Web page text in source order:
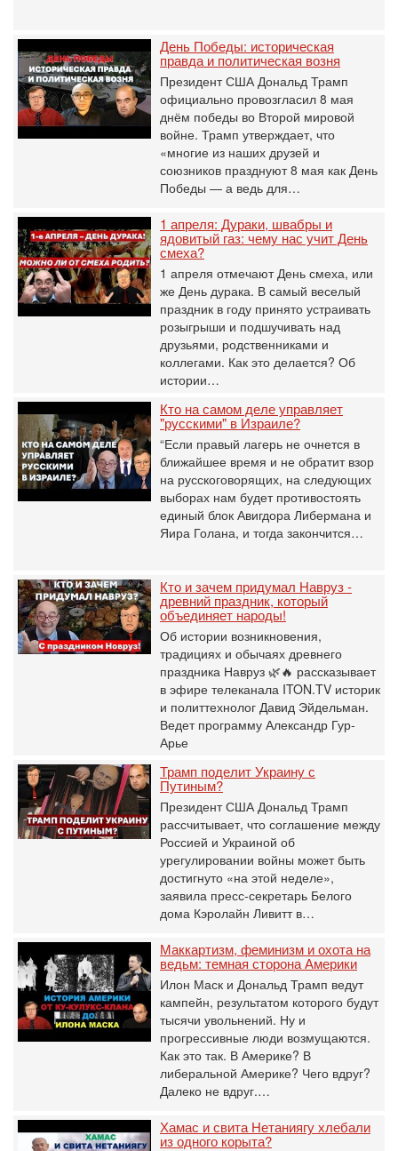
День Победы: историческая
правда и политическая возня
Президент США Дональд Трамп
официально провозгласил 8 мая
днём победы во Второй мировой
войне. Трамп утверждает, что
«многие из наших друзей и
союзников празднуют 8 мая как День
Победы — а ведь для…
1 апреля: Дураки, швабры и
ядовитый газ: чему нас учит День
смеха?
1 апреля отмечают День смеха, или
же День дурака. В самый веселый
праздник в году принято устраивать
розыгрыши и подшучивать над
друзьями, родственниками и
коллегами. Как это делается? Об
истории…
Кто на самом деле управляет
"русскими" в Израиле?
“Если правый лагерь не очнется в
ближайшее время и не обратит взор
на русскоговорящих, на следующих
выборах нам будет противостоять
единый блок Авигдора Либермана и
Яира Голана, и тогда закончится…
Кто и зачем придумал Навруз -
древний праздник, который
объединяет народы!
Об истории возникновения,
традициях и обычаях древнего
праздника Навруз 🌿🔥 рассказывает
в эфире телеканала ITON.TV историк
и политтехнолог Давид Эйдельман.
Ведет программу Александр Гур-
Арье
Трамп поделит Украину с
Путиным?
Президент США Дональд Трамп
рассчитывает, что соглашение между
Россией и Украиной об
урегулировании войны может быть
достигнуто «на этой неделе»,
заявила пресс-секретарь Белого
дома Кэролайн Ливитт в…
Маккартизм, феминизм и охота на
ведьм: темная сторона Америки
Илон Маск и Дональд Трамп ведут
кампейн, результатом которого будут
тысячи увольнений. Ну и
прогрессивные люди возмущаются.
Как это так. В Америке? В
либеральной Америке? Чего вдруг?
Далеко не вдруг.…
Хамас и свита Нетаниягу хлебали
из одного корыта?